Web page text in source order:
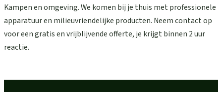
Kampen en omgeving. We komen bij je thuis met professionele
apparatuur en milieuvriendelijke producten. Neem contact op
voor een gratis en vrijblijvende offerte, je krijgt binnen 2 uur
reactie.